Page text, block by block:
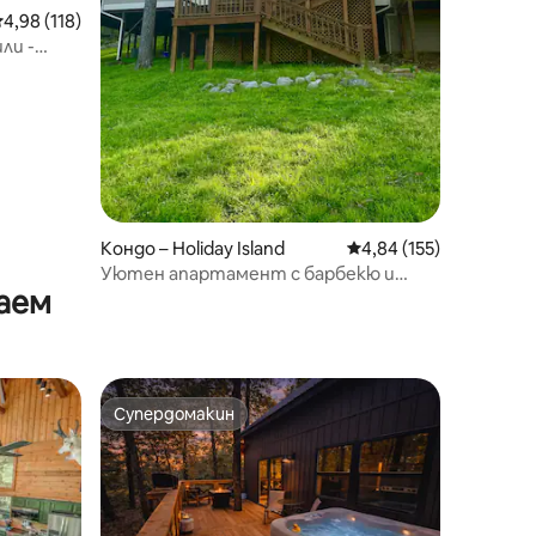
оценка: 4,98 от 5, 118 отзива
4,98 (118)
-
Кондо – Holiday Island Средна оценка: 4,84
4,84 (155)
Уютен апартамент с барбекю и
Супердомакин
Супердомакин